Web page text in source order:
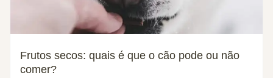
Frutos secos: quais é que o cão pode ou não
comer?